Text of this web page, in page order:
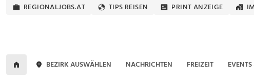
REGIONALJOBS.AT TIPS REISEN PRINT ANZEIGE
BEZIRK AUSWÄHLEN NACHRICHTEN FREIZEIT